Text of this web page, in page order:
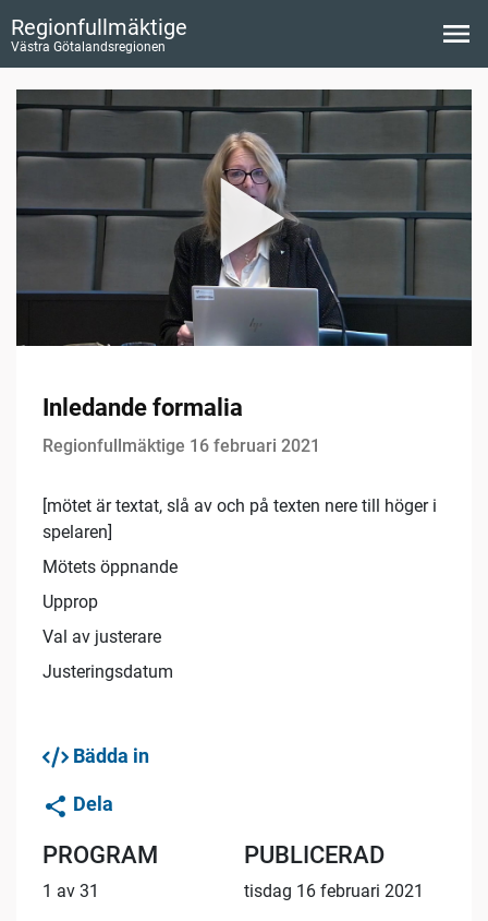
Regionfullmäktige
Västra Götalandsregionen
Inledande formalia
Regionfullmäktige 16 februari 2021
[mötet är textat, slå av och på texten nere till höger i
spelaren]
Mötets öppnande
Upprop
Val av justerare
Justeringsdatum
Bädda in
Dela
PROGRAM
1 av 31
PUBLICERAD
tisdag 16 februari 2021